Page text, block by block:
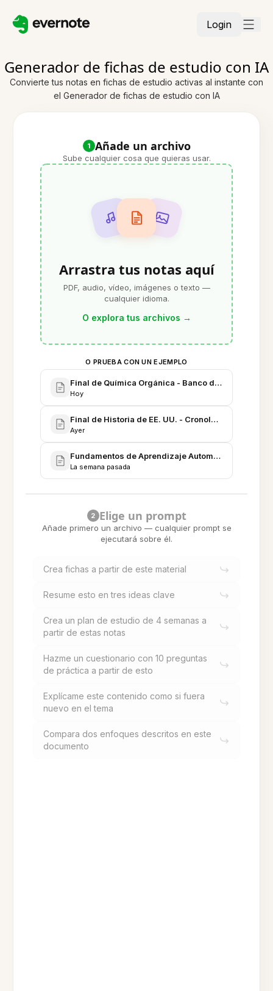
Login
Generador de fichas de estudio con IA
Convierte tus notas en fichas de estudio activas al instante con
el Generador de fichas de estudio con IA
1 Añade un archivo
Sube cualquier cosa que quieras usar.
Arrastra tus notas aquí
PDF, audio, vídeo, imágenes o texto —
cualquier idioma.
O explora tus archivos →
O PRUEBA CON UN EJEMPLO
Final de Química Orgánica - Banco de fichas y
Hoy
Final de Historia de EE. UU. - Cronologías, fichas
Ayer
Fundamentos de Aprendizaje Automático -
La semana pasada
2 Elige un prompt
Añade primero un archivo — cualquier prompt se
ejecutará sobre él.
Crea fichas a partir de este material
Resume esto en tres ideas clave
Crea un plan de estudio de 4 semanas a
partir de estas notas
Hazme un cuestionario con 10 preguntas
de práctica a partir de esto
Explícame este contenido como si fuera
nuevo en el tema
Compara dos enfoques descritos en este
documento